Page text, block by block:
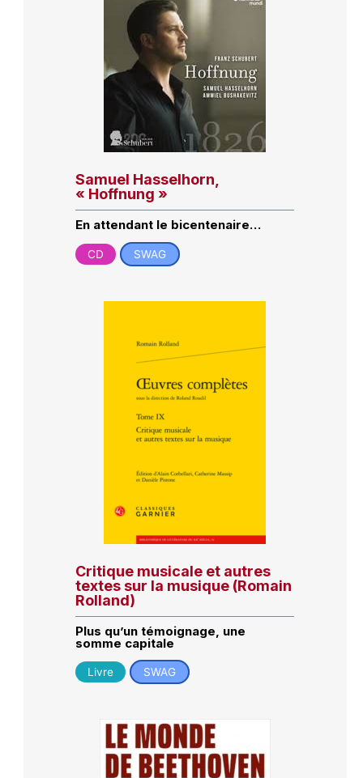
Samuel Hasselhorn,
« Hoffnung »
En attendant le bicentenaire…
CD SWAG
Critique musicale et autres
textes sur la musique (Romain
Rolland)
Plus qu’un témoignage, une
somme capitale
Livre SWAG